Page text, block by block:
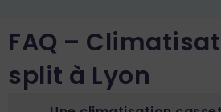
FAQ –
split à Lyon